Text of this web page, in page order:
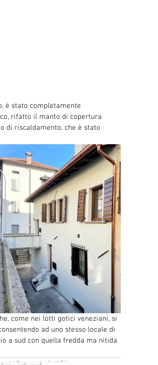
è stato completamente
rifatto il manto di copertura
di riscaldamento, che è stato
come nei lotti gotici veneziani, si
ad uno stesso locale di
a sud con quella fredda ma nitida